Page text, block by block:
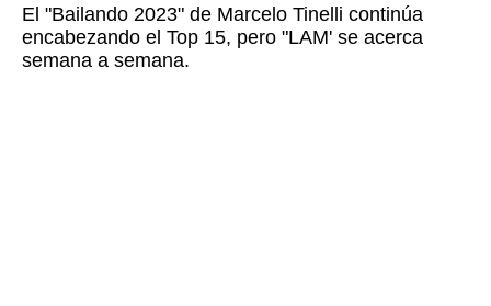
El "Bailando 2023" de Marcelo Tinelli continúa
encabezando el Top 15, pero "LAM' se acerca
semana a semana.